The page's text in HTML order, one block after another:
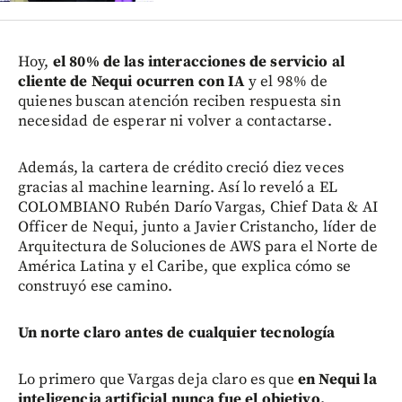
Hoy, el 80% de las interacciones de servicio al
cliente de Nequi ocurren con IAy el 98% de
quienes buscan atención reciben respuesta sin
necesidad de esperar ni volver a contactarse.
Además, la cartera de crédito creció diez veces
gracias al machine learning. Así lo reveló a EL
COLOMBIANO Rubén Darío Vargas, Chief Data & AI
Officer de Nequi, junto a Javier Cristancho, líder de
Arquitectura de Soluciones de AWS para el Norte de
América Latina y el Caribe, que explica cómo se
construyó ese camino.
Un norte claro antes de cualquier tecnología
Lo primero que Vargas deja claro es que en Nequi la